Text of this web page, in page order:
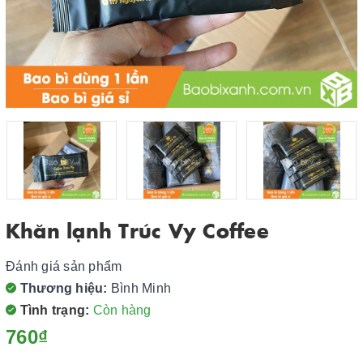
Khăn lạnh Trúc Vy Coffee
Đánh giá sản phẩm
Thương hiệu: Bình Minh
Tình trạng: Còn hàng
760₫